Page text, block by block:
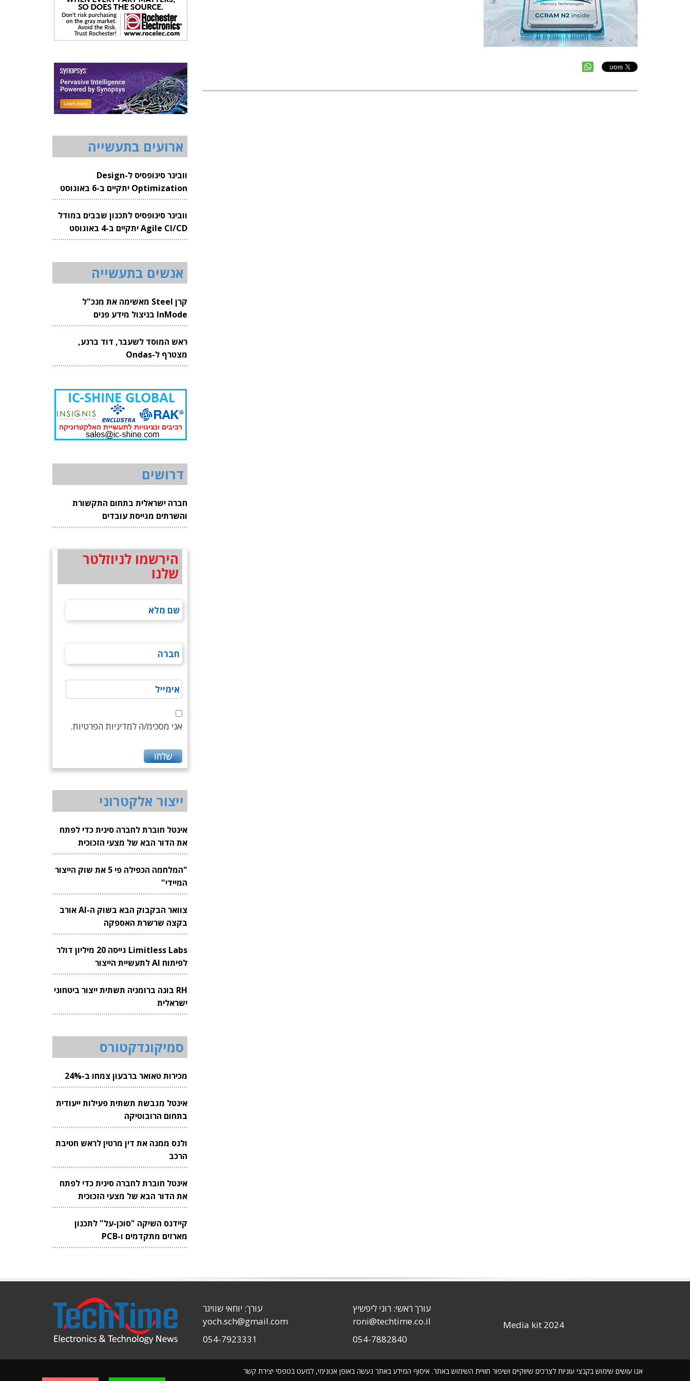
ארועים בתעשייה
וובינר סינופסיס ל-Design
Optimization יתקיים ב-6 באוגוסט
2026
וובינר סינופסיס לתכנון שבבים במודל
Agile CI/CD יתקיים ב-4 באוגוסט
2026
אנשים בתעשייה
קרן Steel מאשימה את מנכ"ל
InMode בניצול מידע פנים
ראש המוסד לשעבר, דוד ברנע,
מצטרף ל-Ondas
דרושים
חברה ישראלית בתחום התקשורת
והשרתים מגייסת עובדים
הירשמו לניוזלטר
שלנו
אני מסכימ/ה למדיניות הפרטיות.
ייצור אלקטרוני
אינטל חוברת לחברה סינית כדי לפתח
את הדור הבא של מצעי הזכוכית
לשבבים
"המלחמה הכפילה פי 5 את שוק הייצור
המיידי"
צוואר הבקבוק הבא בשוק ה-AI אורב
בקצה שרשרת האספקה
Limitless Labs גייסה 20 מיליון דולר
לפיתוח AI לתעשיית הייצור
RH בונה ברומניה תשתית ייצור ביטחוני
ישראלית
סמיקונדקטורס
מכירות טאואר ברבעון צמחו ב-24%
אינטל מגבשת תשתית פעילות ייעודית
בתחום הרובוטיקה
ולנס ממנה את דין מרטין לראש חטיבת
הרכב
אינטל חוברת לחברה סינית כדי לפתח
את הדור הבא של מצעי הזכוכית
לשבבים
קיידנס השיקה "סוכן-על" לתכנון
מארזים מתקדמים ו-PCB
אנו עושים שימוש בקבצי עוגיות לצרכים שיווקיים ושיפור חוויית השימוש באתר. איסוף המידע באתר נעשה באופן אנונימי, למעט בטפסי יצירת קשר
Media kit 2024
עורך ראשי: רוני ליפשיץ
roni@techtime.co.il
054-7882840
עורך: יוחאי שוויגר
yoch.sch@gmail.com
054-7923331